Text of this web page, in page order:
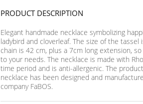
PRODUCT DESCRIPTION
Elegant handmade necklace symbolizing
ladybird and cloverleaf. The size of the
chain is 42 cm, plus a 7cm long extension,
to your needs. The necklace is made with
time period and is anti-allergenic. The
necklace has been designed and
company FaBOS.